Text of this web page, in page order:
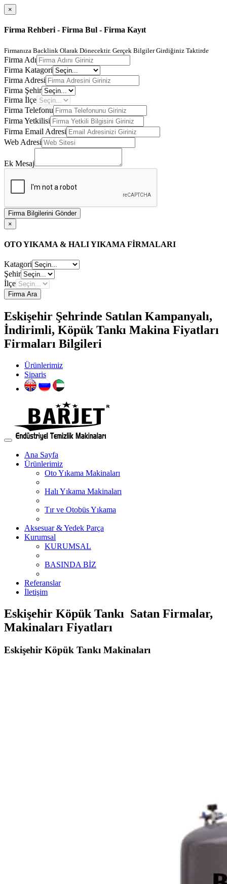
×
Firma Rehberi - Firma Bul - Firma Kayıt
Firmanıza Backlink Olarak Dönecektir. Gerçek Bilgiler Girdiğiniz Taktirde
Firma Adı
Firma Katagori
Firma Adresi
Firma Şehir
Firma İlçe
Firma Telefonu
Firma Yetkilisi
Firma Email Adresi
Web Adresi
Ek Mesaj
Firma Bilgilerini Gönder
×
OTO YIKAMA & HALI YIKAMA FİRMALARI
Katagori
Şehir
İlçe
Firma Ara
Eskişehir Şehrinde Satılan Kampanyalı,
İndirimli, Köpük Tankı Makina Fiyatları
Firmaları Bilgileri
Ürünlerimiz
Siparis
Ana Sayfa
Ürünlerimiz
Oto Yıkama Makinaları
Halı Yıkama Makinaları
Tır ve Otobüs Yıkama
Aksesuar & Yedek Parça
Kurumsal
KURUMSAL
BASINDA BİZ
Referanslar
İletişim
Eskişehir Köpük Tankı Satan Firmalar,
Makinaları Fiyatları
Eskişehir Köpük Tankı Makinaları